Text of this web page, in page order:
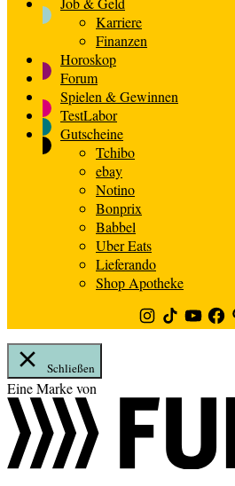
Karriere
Finanzen
Horoskop
Forum
Spielen & Gewinnen
TestLabor
Gutscheine
Tchibo
ebay
Notino
Bonprix
Babbel
Uber Eats
Lieferando
Shop Apotheke
Instagram
TikTokYoutube
Schließen
Zum
Inhalt
springen
Eine Marke von